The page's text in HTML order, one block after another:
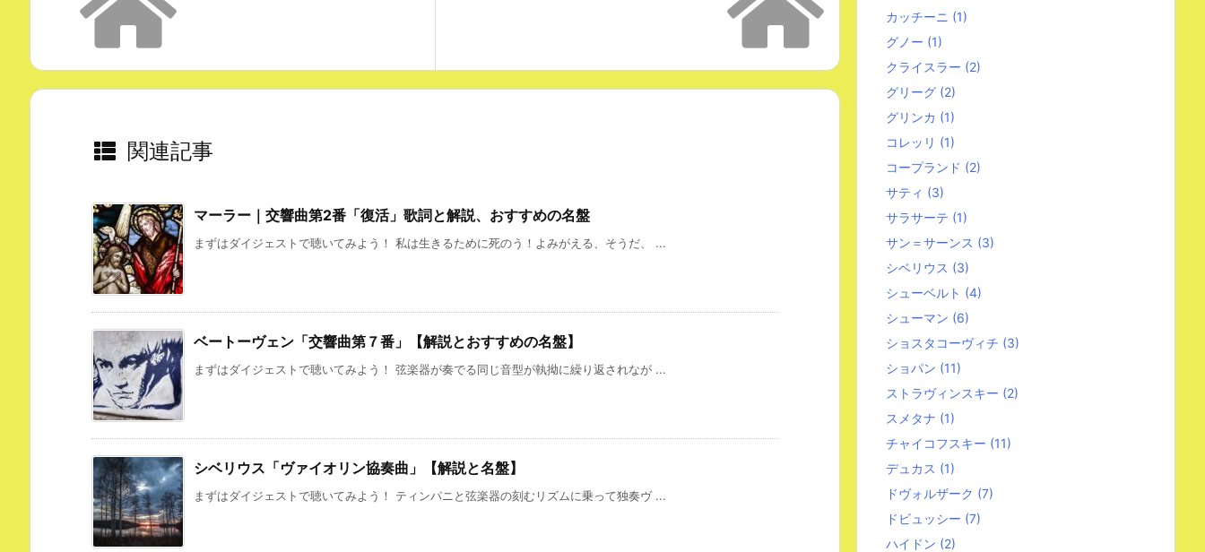
関連記事
マーラー｜交響曲第2番「復活」歌詞と解説、おすすめの名盤
まずはダイジェストで聴いてみよう！ 私は生きるために死のう！よみがえる、そうだ、 ...
ベートーヴェン「交響曲第７番」【解説とおすすめの名盤】
まずはダイジェストで聴いてみよう！ 弦楽器が奏でる同じ音型が執拗に繰り返されなが ...
シベリウス「ヴァイオリン協奏曲」【解説と名盤】
まずはダイジェストで聴いてみよう！ ティンパニと弦楽器の刻むリズムに乗って独奏ヴ ...
カッチーニ (1)
グノー (1)
クライスラー (2)
グリーグ (2)
グリンカ (1)
コレッリ (1)
コープランド (2)
サティ (3)
サラサーテ (1)
サン＝サーンス (3)
シベリウス (3)
シューベルト (4)
シューマン (6)
ショスタコーヴィチ (3)
ショパン (11)
ストラヴィンスキー (2)
スメタナ (1)
チャイコフスキー (11)
デュカス (1)
ドヴォルザーク (7)
ドビュッシー (7)
ハイドン (2)